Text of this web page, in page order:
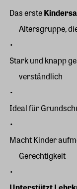
Das erste
Altersgruppe,
Stark und knapp
verständlich
Ideal für
Macht Kinder
Gerechtigkeit